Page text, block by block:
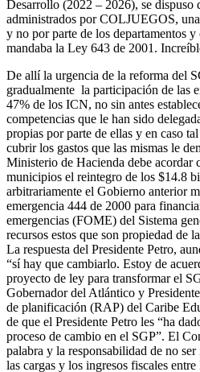
Desarrollo (2022 – 2026), se dispuso
administrados por COLJUEGOS,
y no por parte de los departamentos
mandaba la Ley 643 de 2001.
De allí la urgencia de la reforma del
gradualmente la participación de las
47% de los ICN, no sin antes
competencias que le han sido
propias por parte de ellas y en caso
cubrir los gastos que las mismas le
Ministerio de Hacienda debe acordar
municipios el reintegro de los $14.8
arbitrariamente el Gobierno anterior
emergencia 444 de 2000 para
emergencias (FOME) del Sistema
recursos estos que son propiedad de
La respuesta del Presidente Petro,
“sí hay que cambiarlo. Estoy de
proyecto de ley para transformar el
Gobernador del Atlántico y
de planificación (RAP) del Caribe
de que el Presidente Petro les “ha
proceso de cambio en el SGP”. El
palabra y la responsabilidad de no
las cargas y los ingresos fiscales